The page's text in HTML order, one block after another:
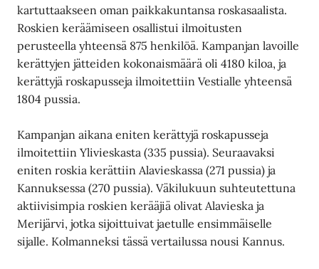
kartuttaakseen oman paikkakuntansa roskasaalista.
Roskien keräämiseen osallistui ilmoitusten
perusteella yhteensä 875 henkilöä. Kampanjan lavoille
kerättyjen jätteiden kokonaismäärä oli 4180 kiloa, ja
kerättyjä roskapusseja ilmoitettiin Vestialle yhteensä
1804 pussia.
Kampanjan aikana eniten kerättyjä roskapusseja
ilmoitettiin Ylivieskasta (335 pussia). Seuraavaksi
eniten roskia kerättiin Alavieskassa (271 pussia) ja
Kannuksessa (270 pussia). Väkilukuun suhteutettuna
aktiivisimpia roskien kerääjiä olivat Alavieska ja
Merijärvi, jotka sijoittuivat jaetulle ensimmäiselle
sijalle. Kolmanneksi tässä vertailussa nousi Kannus.